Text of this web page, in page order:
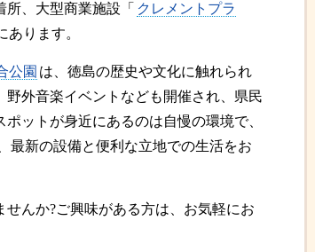
、大型商業施設「 クレメントプラ
ります。
公園 は、徳島の歴史や文化に触れられ
外音楽イベントなども開催され、県民
ットが身近にあるのは自慢の環境で、
最新の設備と便利な立地での生活をお
んか?ご興味がある方は、お気軽にお